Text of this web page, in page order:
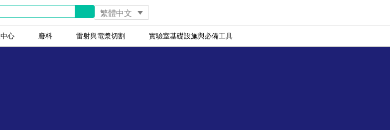
繁體中文
心 廢料 雷射與電漿切割 實驗室基礎設施與必備工具